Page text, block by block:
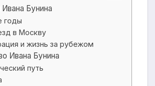
Бунина
годы
в Москву
и жизнь за рубежом
Ивана Бунина
путь